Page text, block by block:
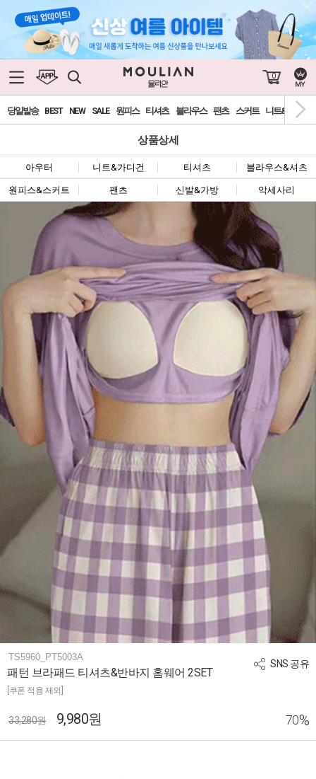
0
당일발송 BEST NEW SALE 원피스 티셔츠 블라우스 팬츠 스커트 니트&가디건
상품상세
아우터 니트&가디건 티셔츠 블라우스&셔츠
원피스&스커트 팬츠 신발&가방 악세사리
SNS 공유
TS5960_PT5003A
패턴 브라패드 티셔츠&반바지 홈웨어 2SET
[쿠폰 적용 제외]
33,280원 9,980원 70%